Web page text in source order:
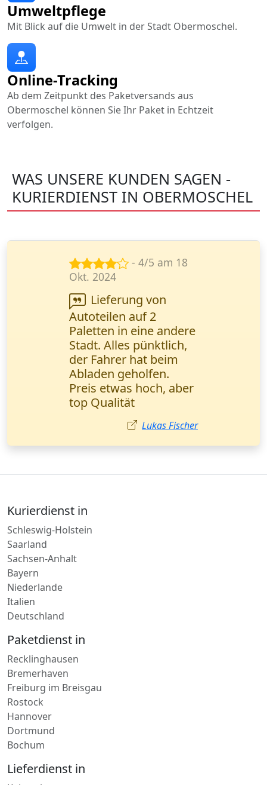
Online-Tracking
Ab dem Zeitpunkt des Paketversands aus
Obermoschel können Sie Ihr Paket in Echtzeit
verfolgen.
Umweltpflege
Mit Blick auf die Umwelt in der Stadt Obermoschel.
WAS UNSERE KUNDEN SAGEN -
KURIERDIENST IN OBERMOSCHEL
- 5/5 am 14
Nov. 2024
Wir arbeiten
regelmäßig mit diesem
Kurierdienst
zusammen. Schnelle
Lieferung und
transparente
Sendungsverfolgung -
genau das, was wir
brauchen. Herr Weber,
Logistikmanager
(München).
Kurierdienst in
Schleswig-Holstein
Saarland
Sachsen-Anhalt
Bayern
Italien
Deutschland
Paketdienst in
Recklinghausen
Bremerhaven
Freiburg im Breisgau
Rostock
Dortmund